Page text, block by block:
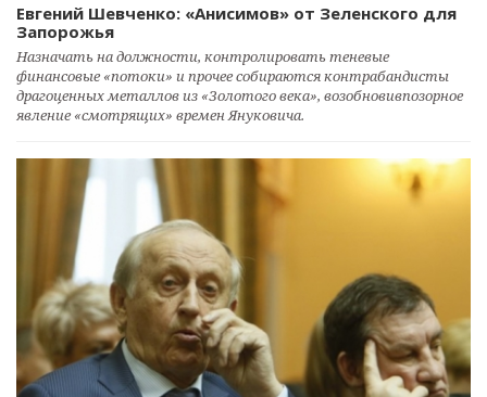
Евгений Шевченко: «Анисимов» от Зеленского для
Запорожья
Назначать на должности, контролировать теневые
финансовые «потоки» и прочее собираются контрабандисты
драгоценных металлов из «Золотого века», возобновивпозорное
явление «смотрящих» времен Януковича.